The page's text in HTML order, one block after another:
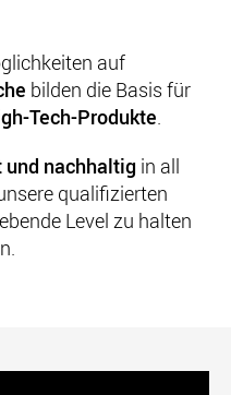
auf
bilden die Basis für
Tech-Produkte
nachhaltig in all
qualifizierten
Level zu halten